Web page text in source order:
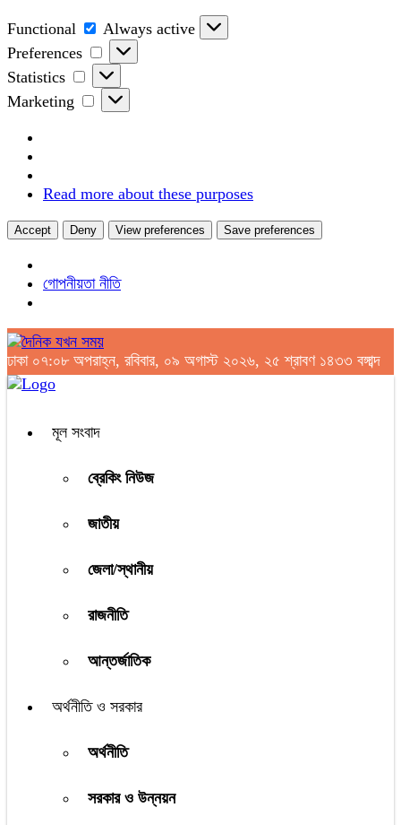
Functional Functional
Always active
Preferences
Preferences
Statistics
Statistics
Marketing
Marketing
Read more about these purposes
Accept Deny View preferences Save preferences
গোপনীয়তা নীতি
ঢাকা ০৭:০৮ অপরাহ্ন, রবিবার, ০৯ অগাস্ট ২০২৬, ২৫ শ্রাবণ ১৪৩৩ বঙ্গাব্দ
মূল সংবাদ
ব্রেকিং নিউজ
জাতীয়
জেলা/স্থানীয়
রাজনীতি
আন্তর্জাতিক
অর্থনীতি ও সরকার
অর্থনীতি
সরকার ও উন্নয়ন